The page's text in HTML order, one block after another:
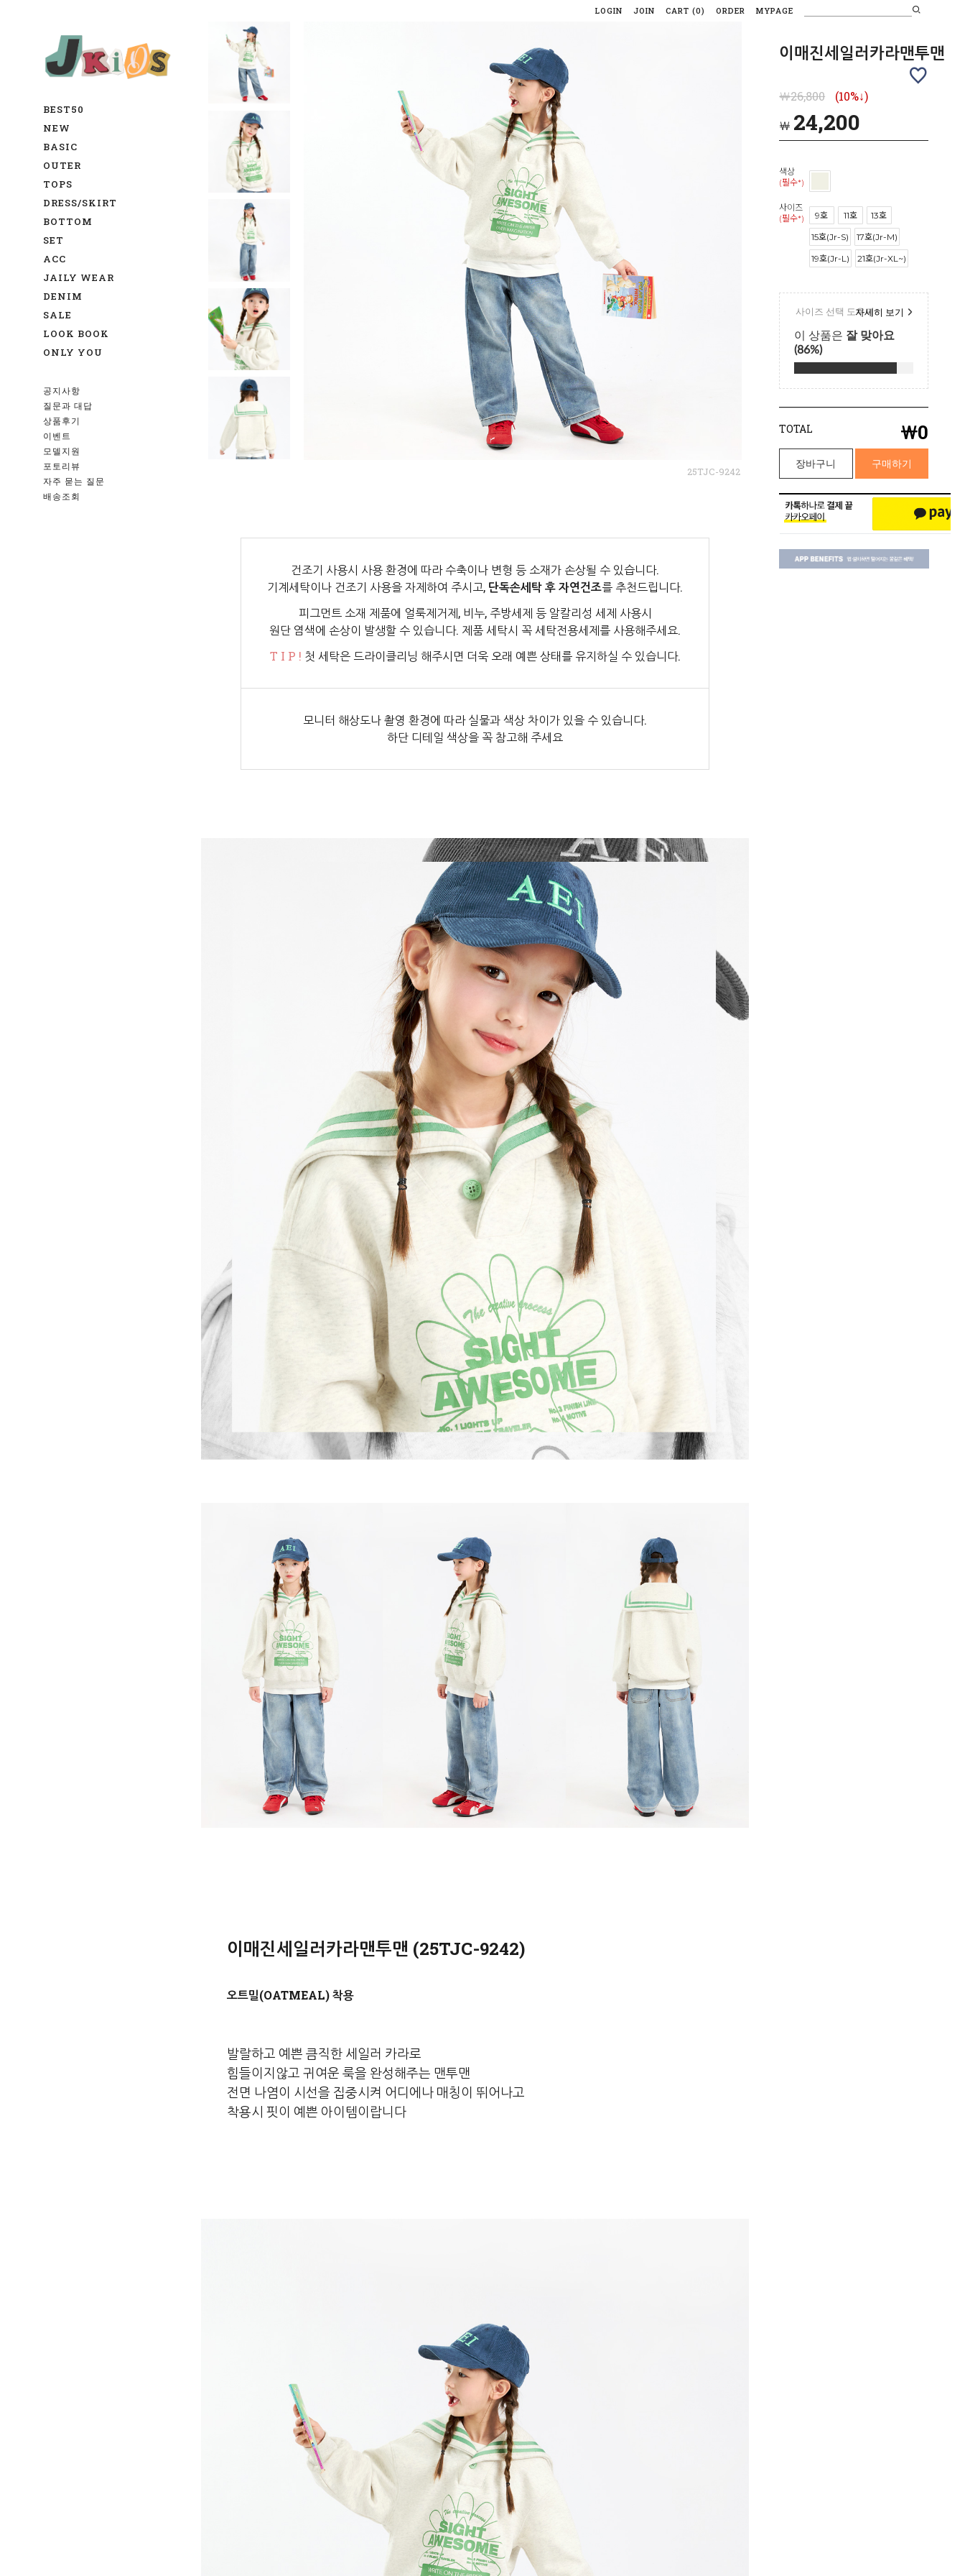
LOGIN JOIN CART (0) ORDER MYPAGE
BEST50
NEW
BASIC
OUTER
TOPS
DRESS/SKIRT
BOTTOM
SET
ACC
JAILY WEAR
DENIM
SALE
LOOK BOOK
ONLY YOU
공지사항
질문과 대답
상품후기
이벤트
모델지원
포토리뷰
자주 묻는 질문
배송조회
25TJC-9242
건조기 사용시 사용 환경에 따라 수축이나 변형 등 소재가 손상될 수 있습니다.
기계세탁이나 건조기 사용을 자제하여 주시고, 단독손세탁 후 자연건조를 추천드립니다.
피그먼트 소재 제품에 얼룩제거제, 비누, 주방세제 등 알칼리성 세제 사용시
원단 염색에 손상이 발생할 수 있습니다. 제품 세탁시 꼭 세탁전용세제를 사용해주세요.
T I P ! 첫 세탁은 드라이클리닝 해주시면 더욱 오래 예쁜 상태를 유지하실 수 있습니다.
모니터 해상도나 촬영 환경에 따라 실물과 색상 차이가 있을 수 있습니다.
하단 디테일 색상을 꼭 참고해 주세요
이매진세일러카라맨투맨 (25TJC-9242)
오트밀(OATMEAL)
발랄하고 예쁜 큼직한 세일러 카라로
힘들이지않고 귀여운 룩을 완성해주는 맨투맨
전면 나염이 시선을 집중시켜 어디에나 매칭이 뛰어나고
착용시 핏이 예쁜 아이템이랍니다
이매진세일러카라맨투맨
￦26,800
(10%↓)
￦ 24,200
색상
(필수*)
사이즈
(필수*)
9호 11호
13호
15호(Jr-S)
17호(Jr-M)
19호(Jr-L)
21호(Jr-XL~)
TOTAL ￦0
장바구니 구매하기